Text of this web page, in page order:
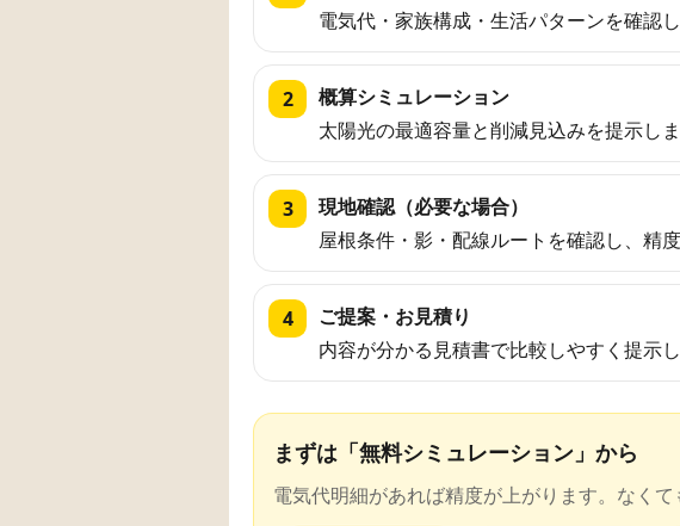
電気代・家族構成・生活パターンを確認
概算シミュレーション
太陽光の最適容量と削減見込みを提示しま
現地確認（必要な場合）
屋根条件・影・配線ルートを確認し、精度
ご提案・お見積り
内容が分かる見積書で比較しやすく提示し
まずは「無料シミュレーション」から
電気代明細があれば精度が上がります。なく